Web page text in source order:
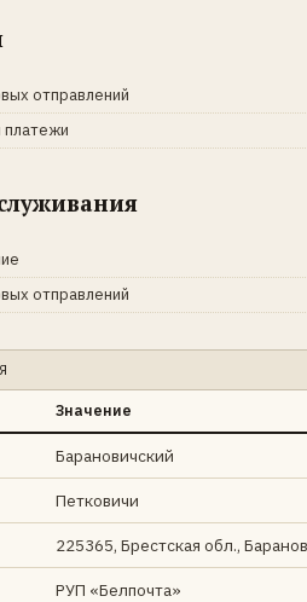
отправлений
отправлений
Значение
Барановичский
Петковичи
225365, Брестская обл.,
РУП «Белпочта»